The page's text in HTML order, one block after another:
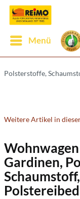
Menü
Polsterstoffe,
Weitere Artikel in
Gardinen,